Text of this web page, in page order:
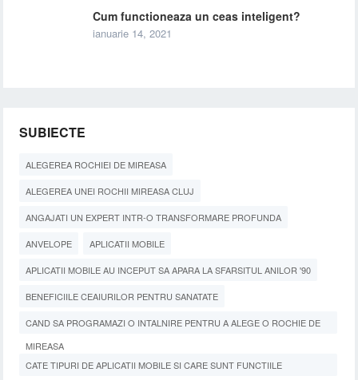
Cum functioneaza un ceas inteligent?
ianuarie 14, 2021
SUBIECTE
ALEGEREA ROCHIEI DE MIREASA
ALEGEREA UNEI ROCHII MIREASA CLUJ
ANGAJATI UN EXPERT INTR-O TRANSFORMARE PROFUNDA
ANVELOPE APLICATII MOBILE
APLICATII MOBILE AU INCEPUT SA APARA LA SFARSITUL ANILOR '90
BENEFICIILE CEAIURILOR PENTRU SANATATE
CAND SA PROGRAMAZI O INTALNIRE PENTRU A ALEGE O ROCHIE DE
MIREASA
CATE TIPURI DE APLICATII MOBILE SI CARE SUNT FUNCTIILE